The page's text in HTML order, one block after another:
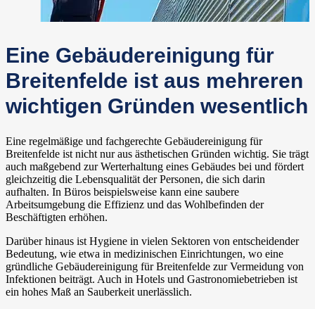
Eine Gebäudereinigung für
Breitenfelde ist aus mehreren
wichtigen Gründen wesentlich
Eine regelmäßige und fachgerechte Gebäudereinigung für
Breitenfelde ist nicht nur aus ästhetischen Gründen wichtig. Sie trägt
auch maßgebend zur Werterhaltung eines Gebäudes bei und fördert
gleichzeitig die Lebensqualität der Personen, die sich darin
aufhalten. In Büros beispielsweise kann eine saubere
Arbeitsumgebung die Effizienz und das Wohlbefinden der
Beschäftigten erhöhen.
Darüber hinaus ist Hygiene in vielen Sektoren von entscheidender
Bedeutung, wie etwa in medizinischen Einrichtungen, wo eine
gründliche Gebäudereinigung für Breitenfelde zur Vermeidung von
Infektionen beiträgt. Auch in Hotels und Gastronomiebetrieben ist
ein hohes Maß an Sauberkeit unerlässlich.